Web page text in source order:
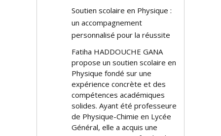
Soutien scolaire en Physique :
un accompagnement
personnalisé pour la réussite
Fatiha HADDOUCHE GANA
propose un soutien scolaire en
Physique fondé sur une
expérience concrète et des
compétences académiques
solides. Ayant été professeure
de Physique-Chimie en Lycée
Général, elle a acquis une